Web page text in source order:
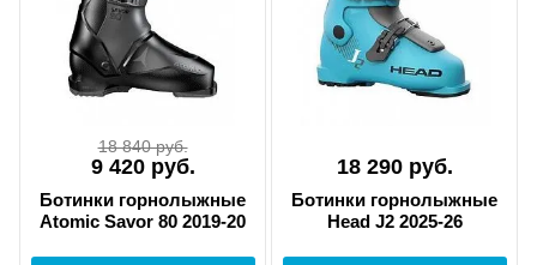
18 840 руб.
9 420 руб.
Ботинки горнолыжные
Atomic Savor 80 2019-20
18 290 руб.
Ботинки горнолыжные
Head J2 2025-26